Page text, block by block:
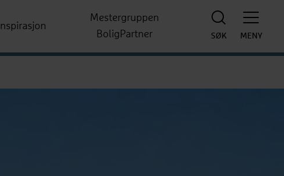
Inspirasjon
Mestergruppen
BoligPartner
SØK MENY